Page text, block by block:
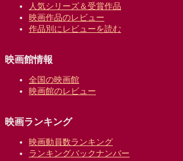
人気シリーズ＆受賞作品
映画作品のレビュー
作品別にレビューを読む
映画館情報
全国の映画館
映画館のレビュー
映画ランキング
映画動員数ランキング
ランキングバックナンバー